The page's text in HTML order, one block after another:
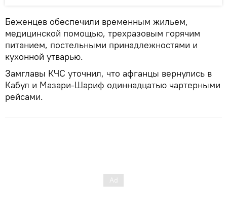
Беженцев обеспечили временным жильем,
медицинской помощью, трехразовым горячим
питанием, постельными принадлежностями и
кухонной утварью.
Замглавы КЧС уточнил, что афганцы вернулись в
Кабул и Мазари-Шариф одиннадцатью чартерными
рейсами.